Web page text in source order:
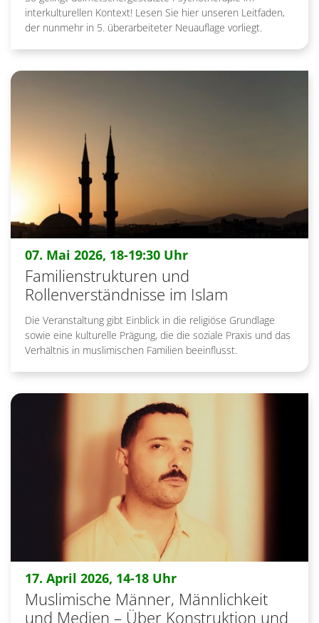
interkulturellen Kontext! Lesen Sie hier unseren Leitfaden,
der nunmehr in 5. überarbeiteter Neuauflage vorliegt.
07. Mai 2026, 18-19:30 Uhr:
Familienstrukturen und
Rollenverständnisse im Islam
Die Veranstaltung gibt Einblick in die religiöse Grundlage
sowie eine kulturelle Prägung, die die soziale Praxis und das
Verhältnis in muslimischen Familien beeinflusst.
17. April 2026, 14-18 Uhr:
Muslimische Männer, Männlichkeit
und Medien – Über Konstruktion und